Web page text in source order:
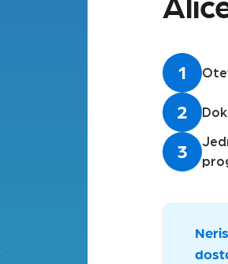
1
2
3